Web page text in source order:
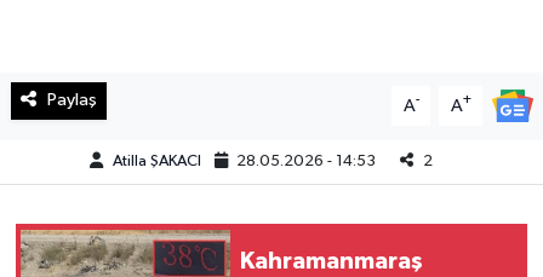
Paylaş A- A+
Atilla ŞAKACI 28.05.2026 - 14:53 2
Kahramanmaraş
Spor
Teknoloji